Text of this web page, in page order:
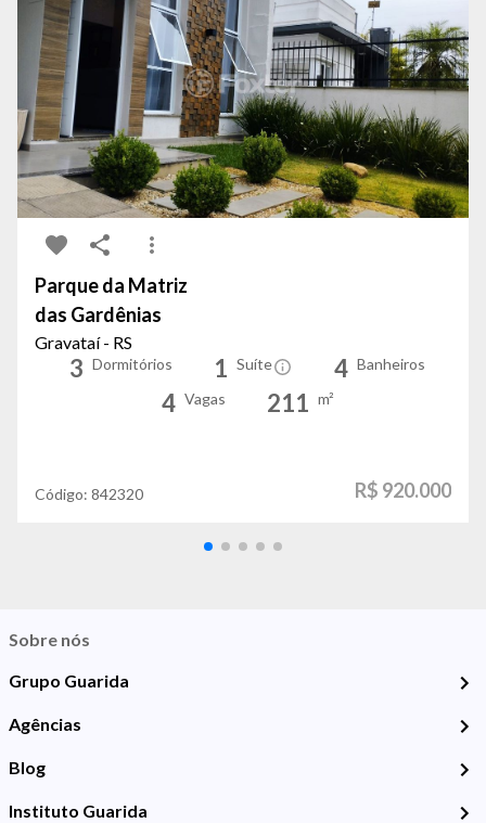
Parque da Matriz
das Gardênias
Gravataí - RS
3 Dormitórios 1 Suíte 4 Banheiros
4 Vagas 211 m²
Código: 842320 R$ 920.000
Sobre nós
Grupo Guarida
Agências
Blog
Instituto Guarida